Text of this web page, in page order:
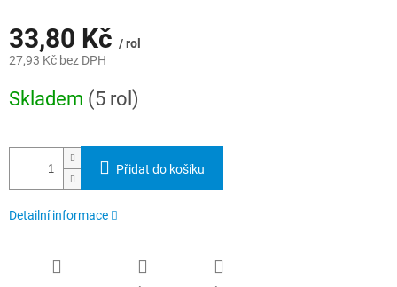
33,80 Kč / rol
27,93 Kč bez DPH
cena:
Skladem (5 rol)
Přidat do košíku
Detailní informace